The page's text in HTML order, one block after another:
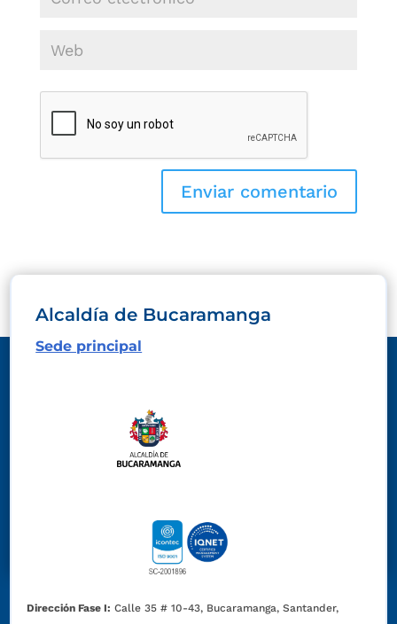
Alcaldía de Bucaramanga
Sede principal
Dirección Fase I: Calle 35 # 10-43, Bucaramanga, Santander,